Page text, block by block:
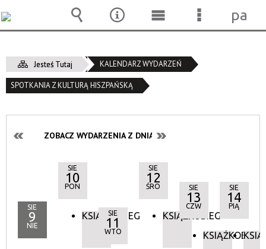
Jesteś Tutaj KALENDARZ WYDARZEŃ
SPOTKANIA Z KULTURĄ HISZPAŃSKĄ
ZOBACZ WYDARZENIA Z DNIA:
SIE
9
NIE
SIE
10
PON
KSIĄŻKOBIEG
SIE
11
WTO
SIE
12
ŚRO
KSIĄŻKOBIEG
SIE
13
CZW
KSIĄŻKOBIEG
SIE
14
PIĄ
Wyszukiwarka
Narzędzia
MenuMenu